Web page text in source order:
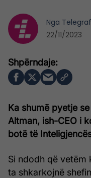
Ka shumë pyetje
Altman, ish-CEO i
botë të
Si ndodh që vetëm
ta shkarkojnë
Nga
22/11/2023